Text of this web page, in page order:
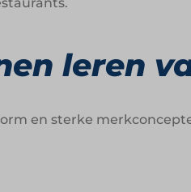
leren
en sterke